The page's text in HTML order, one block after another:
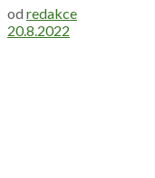
od redakce
20.8.2022